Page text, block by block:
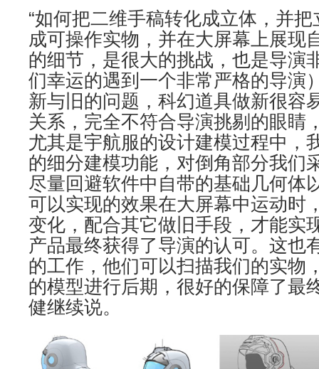
“如何把二维手稿转化成立体，并
成可操作实物，并在大屏幕上展现
的细节，是很大的挑战，也是导演
们幸运的遇到一个非常严格的导演
新与旧的问题，科幻道具做新很容
关系，完全不符合导演挑剔的眼睛
尤其是宇航服的设计建模过程中，
的细分建模功能，对倒角部分我们
尽量回避软件中自带的基础几何体
可以实现的效果在大屏幕中运动时
变化，配合其它做旧手段，才能实
产品最终获得了导演的认可。这也
的工作，他们可以扫描我们的实物
的模型进行后期，很好的保障了最
健继续说。